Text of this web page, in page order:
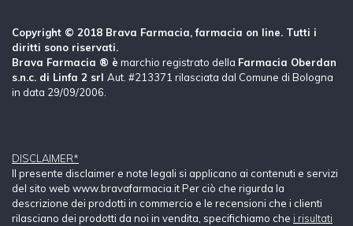
Copyright © 2018 Brava Farmacia, farmacia on line. Tutti i
diritti sono riservati.
Brava Farmacia ® è marchio registrato della Farmacia Oberdan
s.n.c. di Linfa 2 srl Aut. #213371 rilasciata dal Comune di Bologna
in data 29/09/2006.
DISCLAIMER*
Il presente disclaimer e note legali si applicano ai contenuti e servizi
del sito web www.bravafarmacia.it Per ciò che rigurda la
descrizione dei prodotti in commercio e le recensioni che i clienti
rilasciano dei prodotti da noi in vendita, specifichiamo che i risultati